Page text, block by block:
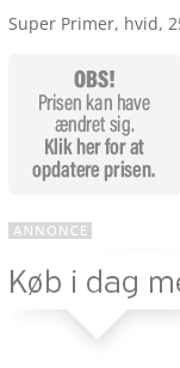
Super Primer, hvid,